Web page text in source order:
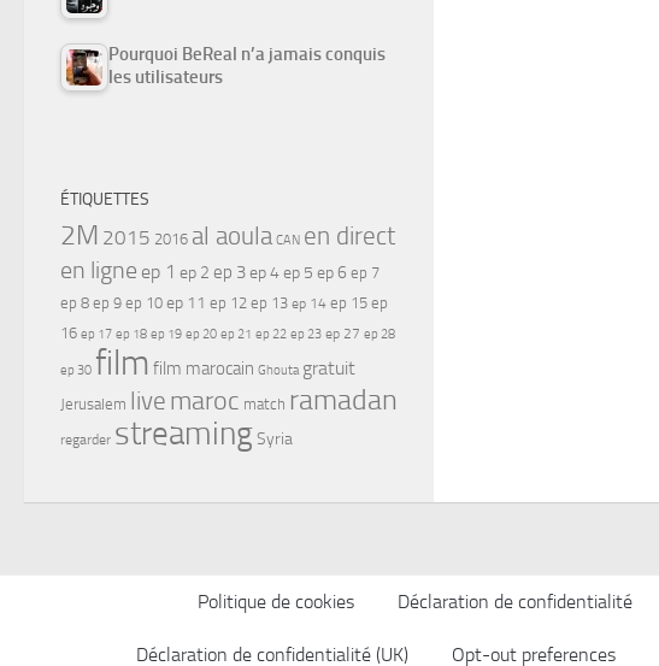
Pourquoi BeReal n’a jamais conquis
les utilisateurs
ÉTIQUETTES
2M 2015 2016 al aoula CAN en direct
en ligne ep 1 ep 2 ep 3ep 4ep 5 ep 6 ep 7
ep 8 ep 9 ep 10 ep 11 ep 12 ep 13 ep 14 ep 15 ep
16 ep 17 ep 18 ep 19 ep 20 ep 21 ep 22 ep 23 ep 27 ep 28
ep 30 film film marocain Ghouta gratuit
Jerusalem live maroc match ramadan
regarder streamingSyria
Politique de cookies Déclaration de confidentialité
Déclaration de confidentialité (UK) Opt-out preferences